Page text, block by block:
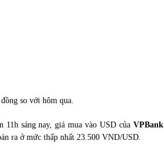
phiếu nổi bật
13/10/2021
so với hôm qua.
11h sáng nay, giá mua vào USD của VPBank
ra ở mức thấp nhất 23.500 VND/USD.